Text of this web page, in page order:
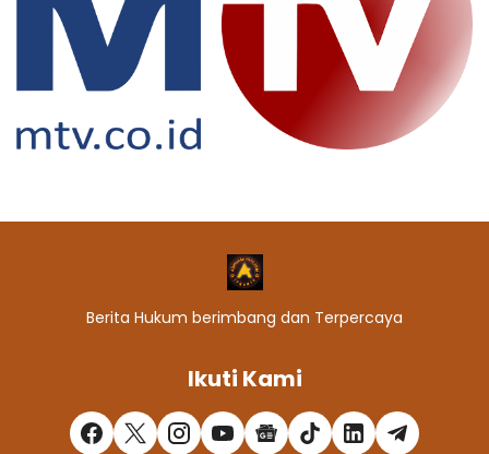
Berita Hukum berimbang dan Terpercaya
Ikuti Kami